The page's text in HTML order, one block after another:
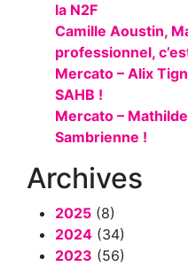
la N2F
Camille Aoustin,
professionnel,
Mercato – Alix
SAHB !
Mercato –
Sambrienne !
Archives
2025 (8)
2024 (34)
2023 (56)